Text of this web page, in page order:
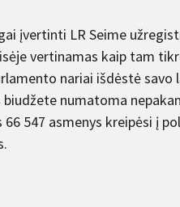
įvertinti LR Seime
vertinamas kaip tam
nariai išdėstė
numatoma
547 asmenys kreipėsi į